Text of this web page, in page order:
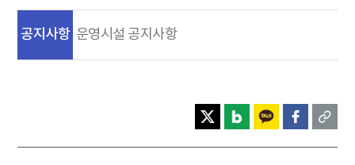
공지사항 운영시설 공지사항